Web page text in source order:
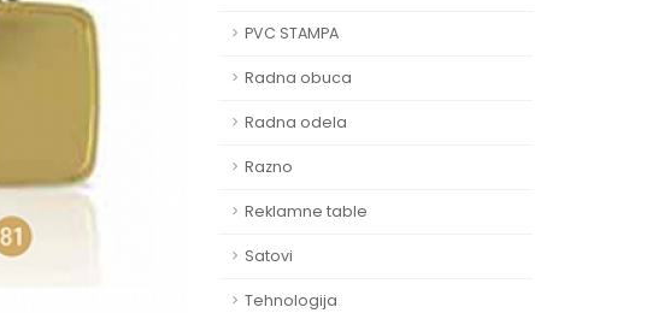
PVC STAMPA
Radna obuca
Radna odela
Razno
Reklamne table
Satovi
Tehnologija